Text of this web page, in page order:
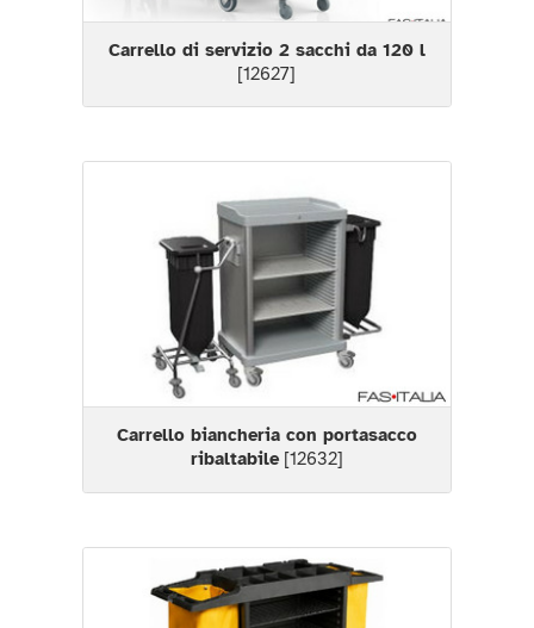
Carrello di servizio 2 sacchi da 120 l
[12627]
Carrello biancheria con portasacco
ribaltabile[12632]